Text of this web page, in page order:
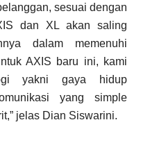
sesuai dengan
dan XL akan saling
dalam memenuhi
AXIS baru ini, kami
yakni gaya hidup
yang simple
jelas Dian Siswarini.